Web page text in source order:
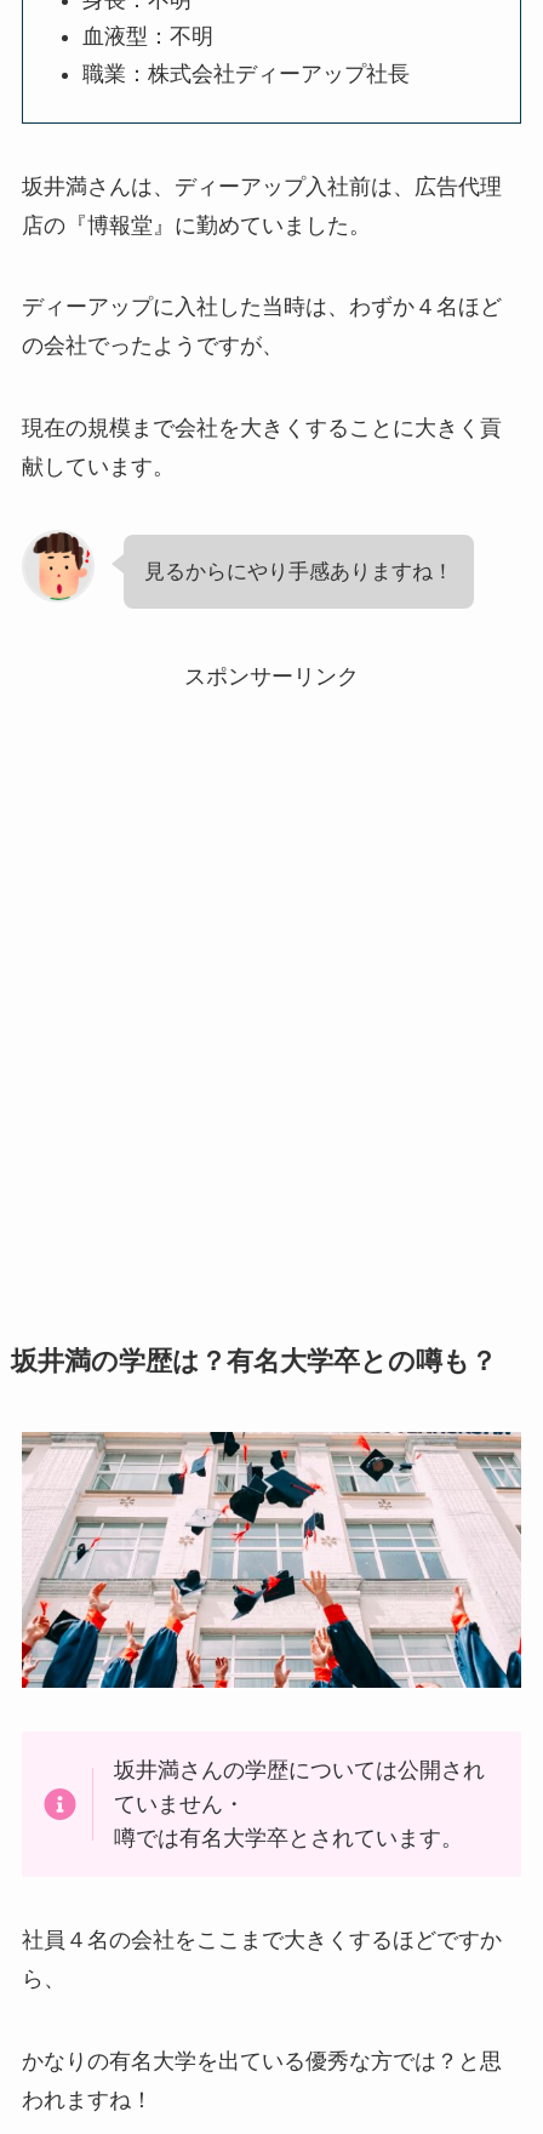
血液型：不明
職業：株式会社ディーアップ社長
坂井満さんは、ディーアップ入社前は、広告代理
店の『博報堂』に勤めていました。
ディーアップに入社した当時は、わずか４名ほど
の会社でったようですが、
現在の規模まで会社を大きくすることに大きく貢
献しています。
見るからにやり手感ありますね！
スポンサーリンク
坂井満の学歴は？有名大学卒との噂も？
坂井満さんの学歴については公開され
ていません・
噂では有名大学卒とされています。
社員４名の会社をここまで大きくするほどですか
ら、
かなりの有名大学を出ている優秀な方では？と思
われますね！